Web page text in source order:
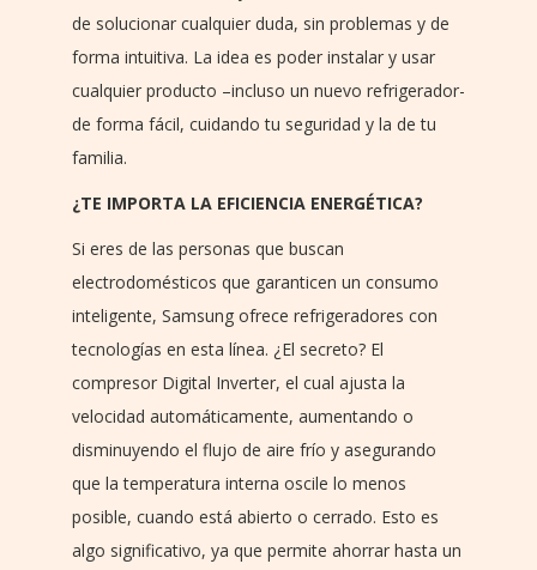
de solucionar cualquier duda, sin problemas y de
forma intuitiva. La idea es poder instalar y usar
cualquier producto –incluso un nuevo refrigerador-
de forma fácil, cuidando tu seguridad y la de tu
familia.
¿TE IMPORTA LA EFICIENCIA ENERGÉTICA?
Si eres de las personas que buscan
electrodomésticos que garanticen un consumo
inteligente, Samsung ofrece refrigeradores con
tecnologías en esta línea. ¿El secreto? El
compresor Digital Inverter, el cual ajusta la
velocidad automáticamente, aumentando o
disminuyendo el flujo de aire frío y asegurando
que la temperatura interna oscile lo menos
posible, cuando está abierto o cerrado. Esto es
algo significativo, ya que permite ahorrar hasta un